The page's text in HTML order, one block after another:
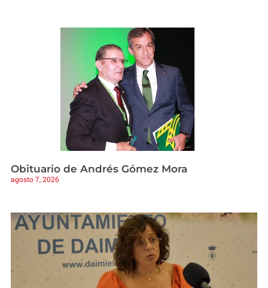
Obituario de Andrés Gómez Mora
agosto 7, 2026